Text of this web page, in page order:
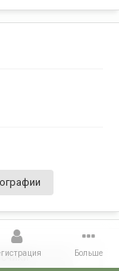
1
Больше